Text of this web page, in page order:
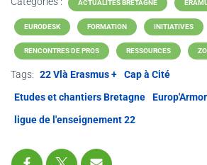
ACTUALITÉS BRETAGNE
EURODESK FORMATION INITIATIVES
RENCONTRES DE PROS RESSOURCES
Tags: 22 Vlà Erasmus +
Cap à Cité
Etudes et chantiers Bretagne
Europ'Armor
ligue de l'enseignement 22